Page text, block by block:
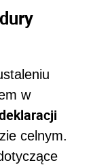
w
celnym.